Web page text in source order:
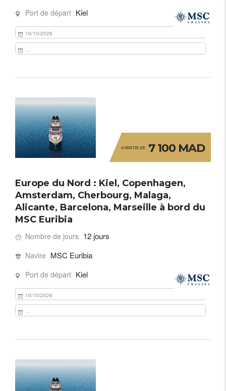
Port de départ Kiel
10/10/2026
...
A PARTIR DE 7 100 MAD
Europe du Nord : Kiel, Copenhagen,
Amsterdam, Cherbourg, Malaga,
Alicante, Barcelona, Marseille à bord du
MSC Euribia
Nombre de jours 12 jours
Navire MSC Euribia
Port de départ Kiel
10/10/2026
...